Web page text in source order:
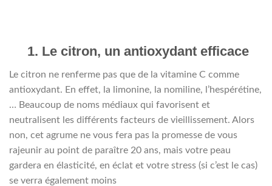
1. Le citron, un antioxydant efficace
Le citron ne renferme pas que de la vitamine C comme
antioxydant. En effet, la limonine, la nomiline, l’hespérétine,
… Beaucoup de noms médiaux qui favorisent et
neutralisent les différents facteurs de vieillissement. Alors
non, cet agrume ne vous fera pas la promesse de vous
rajeunir au point de paraître 20 ans, mais votre peau
gardera en élasticité, en éclat et votre stress (si c’est le cas)
se verra également moins